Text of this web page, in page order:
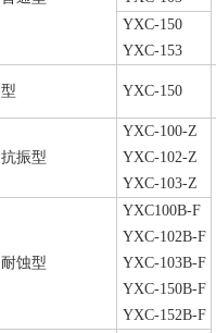
YXC-150
YXC-153
型 YXC-150
抗振型
YXC-100-Z
YXC-102-Z
YXC-103-Z
耐蚀型
YXC100B-F
YXC-102B-F
YXC-103B-F
YXC-150B-F
YXC-152B-F